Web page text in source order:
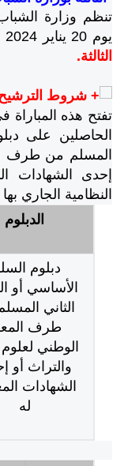
تنظم وزارة
يوم 20 يناير 2024 -
الثالثة.
شروط
تفتح هذه
الحاصلين على
المسلم من طرف
إحدى الشهادات
النظامية الجاري
الدبلوم
دبلوم
الأساسي أو
الثاني
طرف
الوطني لعلوم
والتراث أو
الشهادات
له